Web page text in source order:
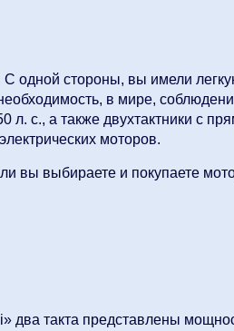
одной стороны, вы имели
в мире,
л. с., а также двухтактники с
моторов.
вы выбираете и покупаете
два такта представлены